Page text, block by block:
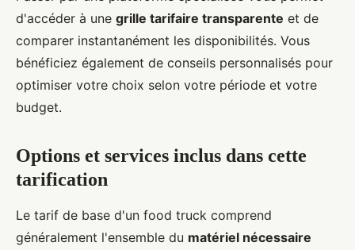
d'accéder à une grille tarifaire transparente et de
comparer instantanément les disponibilités. Vous
bénéficiez également de conseils personnalisés pour
optimiser votre choix selon votre période et votre
budget.
Options et services inclus dans cette
tarification
Le tarif de base d'un food truck comprend
généralement l'ensemble du matériel nécessaire